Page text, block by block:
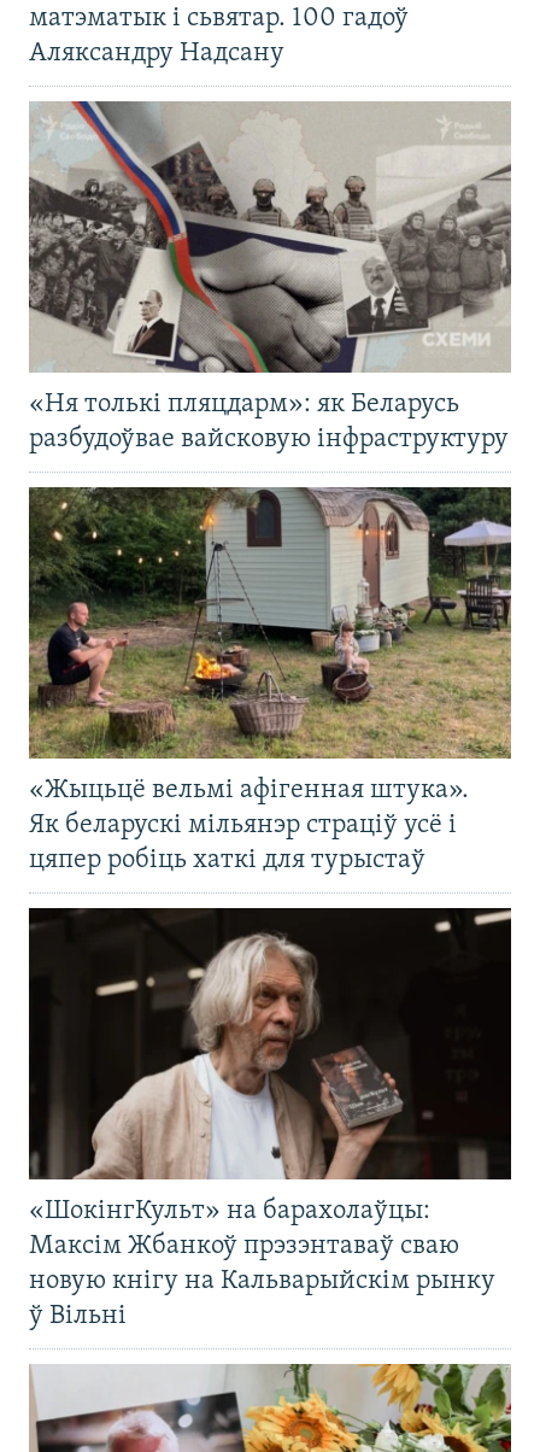
матэматык і сьвятар. 100 гадоў
Аляксандру Надсану
«Ня толькі пляцдарм»: як Беларусь
разбудоўвае вайсковую інфраструктуру
«Жыцьцё вельмі афігенная штука».
Як беларускі мільянэр страціў усё і
цяпер робіць хаткі для турыстаў
«ШокінгКульт» на барахолаўцы:
Максім Жбанкоў прэзэнтаваў сваю
новую кнігу на Кальварыйскім рынку
ў Вільні